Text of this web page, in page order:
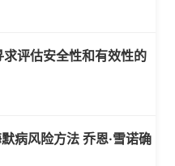
评估安全性和有效性的
病风险方法 乔恩·雪诺确